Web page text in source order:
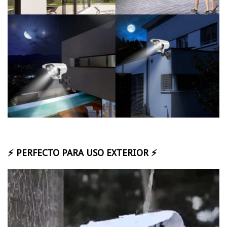
⚡ PERFECTO PARA USO EXTERIOR ⚡